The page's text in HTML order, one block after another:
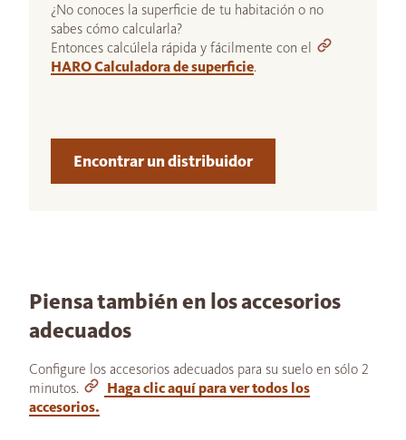
¿No conoces la superficie de tu habitación o no
sabes cómo calcularla?
Entonces calcúlela rápida y fácilmente con el
HARO Calculadora de superficie.
Encontrar un distribuidor
Piensa también en los accesorios
adecuados
Configure los accesorios adecuados para su suelo en sólo 2
minutos.
Haga clic aquí para ver todos los
accesorios.